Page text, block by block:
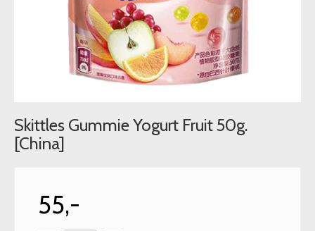
Skittles Gummie Yogurt Fruit 50g.
[China]
55,-